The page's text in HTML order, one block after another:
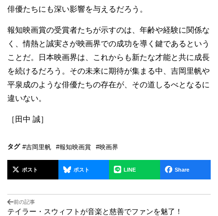
俳優たちにも深い影響を与えるだろう。
報知映画賞の受賞者たちが示すのは、年齢や経験に関係な
く、情熱と誠実さが映画界での成功を導く鍵であるという
ことだ。日本映画界は、これからも新たな才能と共に成長
を続けるだろう。その未来に期待が集まる中、吉岡里帆や
平泉成のような俳優たちの存在が、その道しるべとなるに
違いない。
［田中 誠］
タグ #吉岡里帆 #報知映画賞 #映画界
ポスト ポスト LINE Share
前の記事
テイラー・スウィフトが音楽と慈善でファンを魅了！